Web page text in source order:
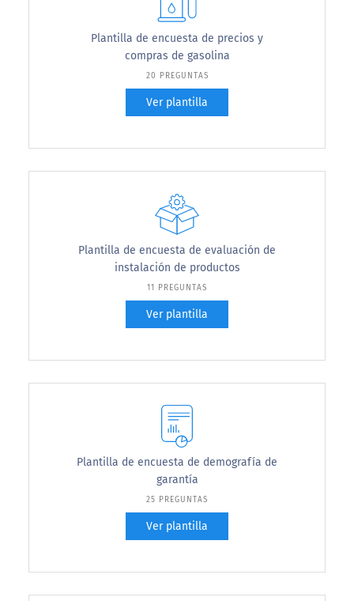
Plantilla de encuesta de precios y
compras de gasolina
20 PREGUNTAS
Ver plantilla
Plantilla de encuesta de evaluación de
instalación de productos
11 PREGUNTAS
Ver plantilla
Plantilla de encuesta de demografía de
garantía
25 PREGUNTAS
Ver plantilla